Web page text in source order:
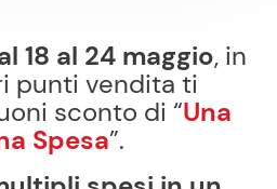
18 al 24 maggio, in
punti vendita ti
sconto di “Una
Spesa”.